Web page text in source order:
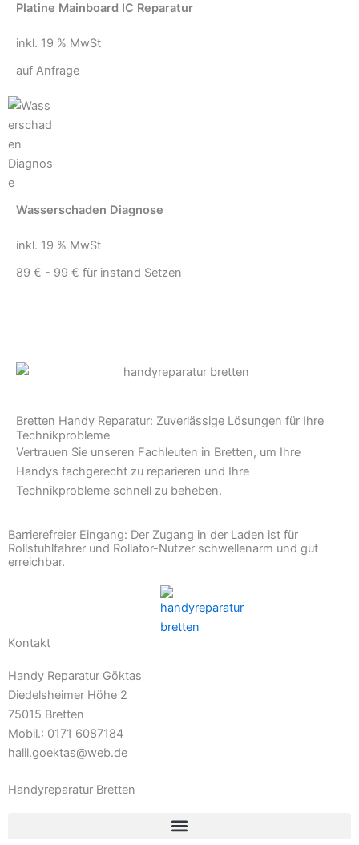
Platine Mainboard IC Reparatur
inkl. 19 % MwSt
auf Anfrage
Wasserschaden Diagnose
inkl. 19 % MwSt
89 € - 99 € für instand Setzen
Bretten Handy Reparatur: Zuverlässige Lösungen für Ihre
Technikprobleme
Vertrauen Sie unseren Fachleuten in Bretten, um Ihre
Handys fachgerecht zu reparieren und Ihre
Technikprobleme schnell zu beheben.
Barrierefreier Eingang: Der Zugang in der Laden ist für
Rollstuhlfahrer und Rollator-Nutzer schwellenarm und gut
erreichbar.
Kontakt
Handy Reparatur Göktas
Diedelsheimer Höhe 2
75015 Bretten
Mobil.: 0171 6087184
halil.goektas@web.de
Handyreparatur Bretten